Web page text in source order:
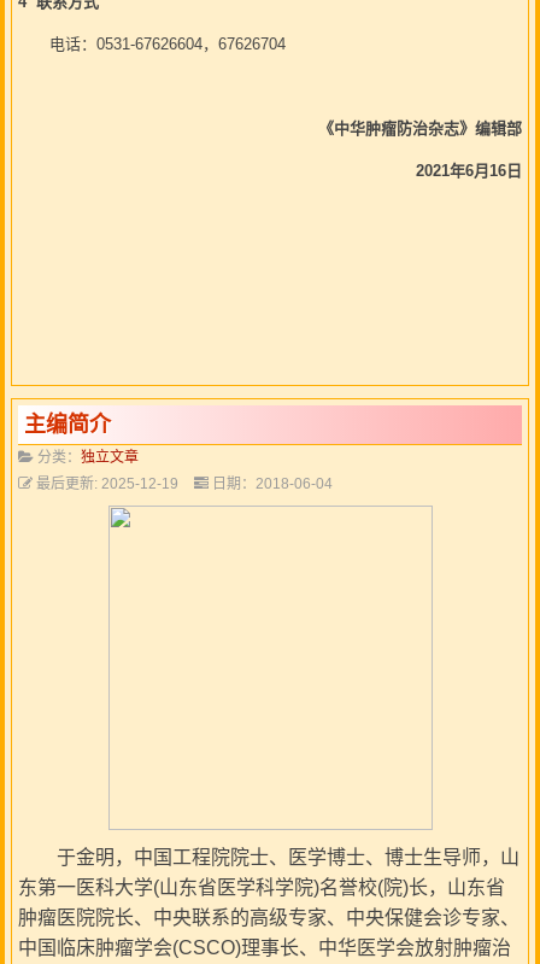
电话：0531-67626604，67626704
《中华肿瘤防治杂志》 编辑部
2021年6月16日
主编简介
分类： 独立文章
最后更新: 2025-12-19
日期：2018-06-04
于金明，中国工程院院士、医学博士、博士生导师，山
东第一医科大学(山东省医学科学院)名誉校(院)长，山东省
肿瘤医院院长、中央联系的高级专家、中央保健会诊专家、
中国临床肿瘤学会(CSCO)理事长、中华医学会放射肿瘤治